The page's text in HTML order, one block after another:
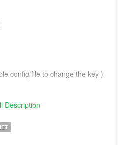
config file to change the key )
, he helped me so much so
Description